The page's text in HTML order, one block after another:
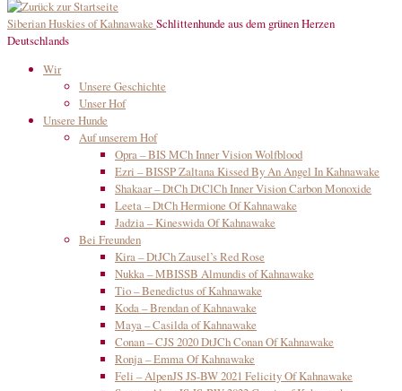
Siberian Huskies of Kahnawake Schlittenhunde aus dem grünen Herzen
Deutschlands
Wir
Unsere Geschichte
Unser Hof
Unsere Hunde
Auf unserem Hof
Opra – BIS MCh Inner Vision Wolfblood
Ezri – BISSP Zaltana Kissed By An Angel In Kahnawake
Shakaar – DtCh DtClCh Inner Vision Carbon Monoxide
Leeta – DtCh Hermione Of Kahnawake
Jadzia – Kineswida Of Kahnawake
Bei Freunden
Kira – DtJCh Zausel’s Red Rose
Nukka – MBISSB Almundis of Kahnawake
Tio – Benedictus of Kahnawake
Koda – Brendan of Kahnawake
Maya – Casilda of Kahnawake
Conan – CJS 2020 DtJCh Conan Of Kahnawake
Ronja – Emma Of Kahnawake
Feli – AlpenJS JS-BW 2021 Felicity Of Kahnawake